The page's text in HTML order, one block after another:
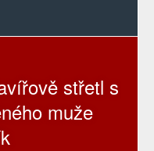
střetl s
muže